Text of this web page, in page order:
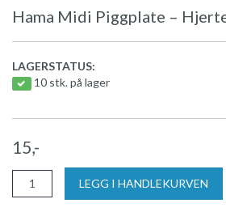
Hama Midi Piggplate –
LAGERSTATUS:
10 stk. på lager
15,-
LEGG I HANDLEKURVEN